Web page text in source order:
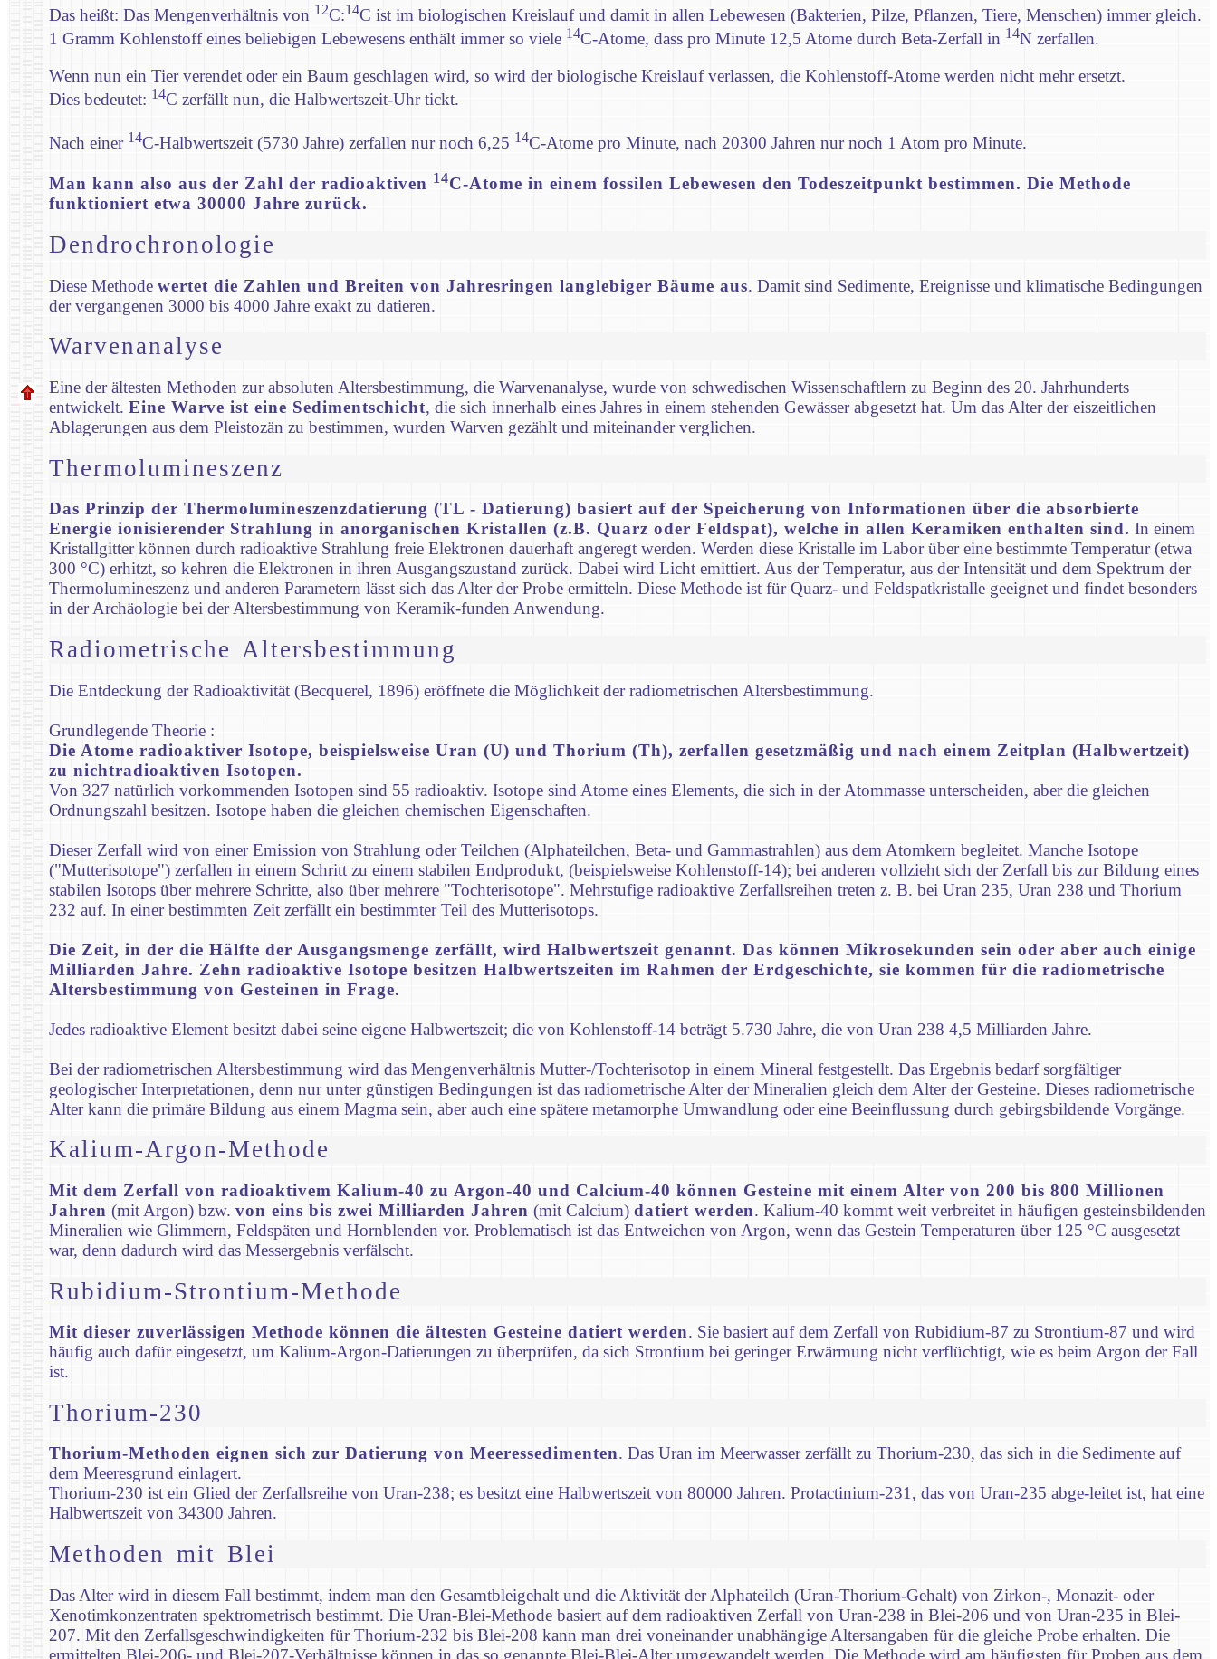
Das heißt: Das Mengenverhältnis von 12C:14C ist im biologischen Kreislauf und damit in allen Lebewesen (Bakterien, Pilze, Pflanzen, Tiere, Menschen) immer gleich.
1 Gramm Kohlenstoff eines beliebigen Lebewesens enthält immer so viele 14C-Atome, dass pro Minute 12,5 Atome durch Beta-Zerfall in 14N zerfallen.
Wenn nun ein Tier verendet oder ein Baum geschlagen wird, so wird der biologische Kreislauf verlassen, die Kohlenstoff-Atome werden nicht mehr ersetzt.
Dies bedeutet: 14C zerfällt nun, die Halbwertszeit-Uhr tickt.
Nach einer 14C-Halbwertszeit (5730 Jahre) zerfallen nur noch 6,25 14C-Atome pro Minute, nach 20300 Jahren nur noch 1 Atom pro Minute.
Man kann also aus der Zahl der radioaktiven 14C-Atome in einem fossilen Lebewesen den Todeszeitpunkt bestimmen. Die Methode
funktioniert etwa 30000 Jahre zurück.
Dendrochronologie
Diese Methode wertet die Zahlen und Breiten von Jahresringen langlebiger Bäume aus. Damit sind Sedimente, Ereignisse und klimatische Bedingungen
der vergangenen 3000 bis 4000 Jahre exakt zu datieren.
Warvenanalyse
Eine der ältesten Methoden zur absoluten Altersbestimmung, die Warvenanalyse, wurde von schwedischen Wissenschaftlern zu Beginn des 20. Jahrhunderts
entwickelt. Eine Warve ist eine Sedimentschicht, die sich innerhalb eines Jahres in einem stehenden Gewässer abgesetzt hat. Um das Alter der eiszeitlichen
Ablagerungen aus dem Pleistozän zu bestimmen, wurden Warven gezählt und miteinander verglichen.
Thermolumineszenz
Das Prinzip der Thermolumineszenzdatierung (TL - Datierung) basiert auf der Speicherung von Informationen über die absorbierte
Energie ionisierender Strahlung in anorganischen Kristallen (z.B. Quarz oder Feldspat), welche in allen Keramiken enthalten sind. In einem
Kristallgitter können durch radioaktive Strahlung freie Elektronen dauerhaft angeregt werden. Werden diese Kristalle im Labor über eine bestimmte Temperatur (etwa
300 °C) erhitzt, so kehren die Elektronen in ihren Ausgangszustand zurück. Dabei wird Licht emittiert. Aus der Temperatur, aus der Intensität und dem Spektrum der
Thermolumineszenz und anderen Parametern lässt sich das Alter der Probe ermitteln. Diese Methode ist für Quarz- und Feldspatkristalle geeignet und findet besonders
in der Archäologie bei der Altersbestimmung von Keramik-funden Anwendung.
Radiometrische Altersbestimmung
Die Entdeckung der Radioaktivität (Becquerel, 1896) eröffnete die Möglichkeit der radiometrischen Altersbestimmung.
Grundlegende Theorie :
Die Atome radioaktiver Isotope, beispielsweise Uran (U) und Thorium (Th), zerfallen gesetzmäßig und nach einem Zeitplan (Halbwertzeit)
zu nichtradioaktiven Isotopen.
Von 327 natürlich vorkommenden Isotopen sind 55 radioaktiv. Isotope sind Atome eines Elements, die sich in der Atommasse unterscheiden, aber die gleichen
Ordnungszahl besitzen. Isotope haben die gleichen chemischen Eigenschaften.
Dieser Zerfall wird von einer Emission von Strahlung oder Teilchen (Alphateilchen, Beta- und Gammastrahlen) aus dem Atomkern begleitet. Manche Isotope
("Mutterisotope") zerfallen in einem Schritt zu einem stabilen Endprodukt, (beispielsweise Kohlenstoff-14); bei anderen vollzieht sich der Zerfall bis zur Bildung eines
stabilen Isotops über mehrere Schritte, also über mehrere "Tochterisotope". Mehrstufige radioaktive Zerfallsreihen treten z. B. bei Uran 235, Uran 238 und Thorium
232 auf. In einer bestimmten Zeit zerfällt ein bestimmter Teil des Mutterisotops.
Die Zeit, in der die Hälfte der Ausgangsmenge zerfällt, wird Halbwertszeit genannt. Das können Mikrosekunden sein oder aber auch einige
Milliarden Jahre. Zehn radioaktive Isotope besitzen Halbwertszeiten im Rahmen der Erdgeschichte, sie kommen für die radiometrische
Altersbestimmung von Gesteinen in Frage.
Jedes radioaktive Element besitzt dabei seine eigene Halbwertszeit; die von Kohlenstoff-14 beträgt 5.730 Jahre, die von Uran 238 4,5 Milliarden Jahre.
Bei der radiometrischen Altersbestimmung wird das Mengenverhältnis Mutter-/Tochterisotop in einem Mineral festgestellt. Das Ergebnis bedarf sorgfältiger
geologischer Interpretationen, denn nur unter günstigen Bedingungen ist das radiometrische Alter der Mineralien gleich dem Alter der Gesteine. Dieses radiometrische
Alter kann die primäre Bildung aus einem Magma sein, aber auch eine spätere metamorphe Umwandlung oder eine Beeinflussung durch gebirgsbildende Vorgänge.
Kalium-Argon-Methode
Mit dem Zerfall von radioaktivem Kalium-40 zu Argon-40 und Calcium-40 können Gesteine mit einem Alter von 200 bis 800 Millionen
Jahren (mit Argon) bzw. von eins bis zwei Milliarden Jahren (mit Calcium) datiert werden. Kalium-40 kommt weit verbreitet in häufigen gesteinsbildenden
Mineralien wie Glimmern, Feldspäten und Hornblenden vor. Problematisch ist das Entweichen von Argon, wenn das Gestein Temperaturen über 125 °C ausgesetzt
war, denn dadurch wird das Messergebnis verfälscht.
Rubidium-Strontium-Methode
Mit dieser zuverlässigen Methode können die ältesten Gesteine datiert werden. Sie basiert auf dem Zerfall von Rubidium-87 zu Strontium-87 und wird
häufig auch dafür eingesetzt, um Kalium-Argon-Datierungen zu überprüfen, da sich Strontium bei geringer Erwärmung nicht verflüchtigt, wie es beim Argon der Fall
ist.
Thorium-230
Thorium-Methoden eignen sich zur Datierung von Meeressedimenten. Das Uran im Meerwasser zerfällt zu Thorium-230, das sich in die Sedimente auf
dem Meeresgrund einlagert.
Thorium-230 ist ein Glied der Zerfallsreihe von Uran-238; es besitzt eine Halbwertszeit von 80000 Jahren. Protactinium-231, das von Uran-235 abge-leitet ist, hat eine
Halbwertszeit von 34300 Jahren.
Methoden mit Blei
Das Alter wird in diesem Fall bestimmt, indem man den Gesamtbleigehalt und die Aktivität der Alphateilch (Uran-Thorium-Gehalt) von Zirkon-, Monazit- oder
Xenotimkonzentraten spektrometrisch bestimmt. Die Uran-Blei-Methode basiert auf dem radioaktiven Zerfall von Uran-238 in Blei-206 und von Uran-235 in Blei-
207. Mit den Zerfallsgeschwindigkeiten für Thorium-232 bis Blei-208 kann man drei voneinander unabhängige Altersangaben für die gleiche Probe erhalten. Die
ermittelten Blei-206- und Blei-207-Verhältnisse können in das so genannte Blei-Blei-Alter umgewandelt werden. Die Methode wird am häufigsten für Proben aus dem